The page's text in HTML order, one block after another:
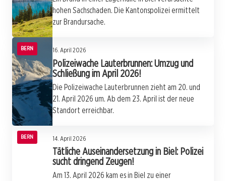
hohen Sachschaden. Die Kantonspolizei ermittelt
zur Brandursache.
BERN 16. April 2026
Polizeiwache Lauterbrunnen: Umzug und
Schließung im April 2026!
Die Polizeiwache Lauterbrunnen zieht am 20. und
21. April 2026 um. Ab dem 23. April ist der neue
Standort erreichbar.
BERN 14. April 2026
Tätliche Auseinandersetzung in Biel: Polizei
sucht dringend Zeugen!
Am 13. April 2026 kam es in Biel zu einer